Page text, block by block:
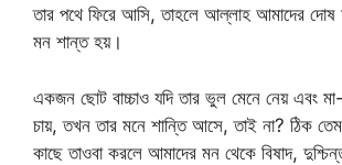
তার পথে ফিরে আসি, তাহলে আল্লাহ আমাদের দোষ
মন শান্ত হয়।
একজন ছোট বাচ্চাও যদি তার ভুল মেনে নেয় এবং মা-
চায়, তখন তার মনে শান্তি আসে, তাই না? ঠিক
কাছে তাওবা করলে আমাদের মন থেকে বিষাদ,